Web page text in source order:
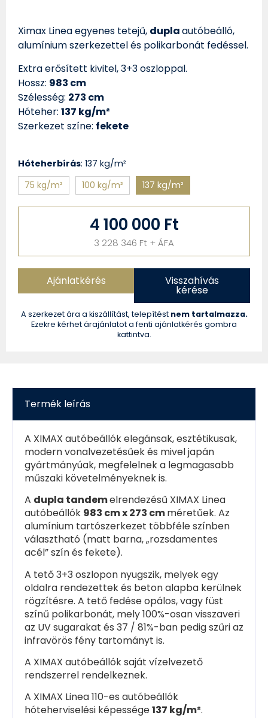
Ximax Linea egyenes tetejű, duplaautóbeálló,
alumínium szerkezettel és polikarbonát fedéssel.
Extra erősített kivitel, 3+3 oszloppal.
Hossz: 983 cm
Szélesség: 273 cm
Hóteher: 137 kg/m²
Szerkezet színe: fekete
Hóteherbírás: 137 kg/m²
75 kg/m²
100 kg/m² 137 kg/m²
4 100 000 Ft
3 228 346 Ft + ÁFA
Ajánlatkérés Visszahívás
kérése
A szerkezet ára a kiszállítást, telepítést nem tartalmazza.
Ezekre kérhet árajánlatot a fenti ajánlatkérés gombra
kattintva.
Termék leírás
A XIMAX autóbeállók elegánsak, esztétikusak,
modern vonalvezetésűek és mivel japán
gyártmányúak, megfelelnek a legmagasabb
műszaki követelményeknek is.
A dupla tandemelrendezésű XIMAX Linea
autóbeállók 983 cm x 273 cmméretűek. Az
alumínium tartószerkezet többféle színben
választható (matt barna, „rozsdamentes
acél” szín és fekete).
A tető 3+3 oszlopon nyugszik, melyek egy
oldalra rendezettek és beton alapba kerülnek
rögzítésre. A tető fedése opálos, vagy füst
színű polikarbonát, mely 100%-osan visszaveri
az UV sugarakat és 37 / 81%-ban pedig szűri az
infravörös fény tartományt is.
A XIMAX autóbeállók saját vízelvezető
rendszerrel rendelkeznek.
A XIMAX Linea 110-es autóbeállók
hóteherviselési képessége137 kg/m².